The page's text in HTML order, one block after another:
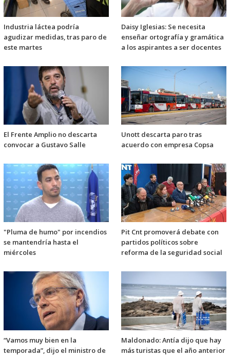
Industria láctea podría
agudizar medidas, tras paro de
este martes
Daisy Iglesias: Se necesita
enseñar ortografía y gramática
a los aspirantes a ser docentes
El Frente Amplio no descarta
convocar a Gustavo Salle
Unott descarta paro tras
acuerdo con empresa Copsa
"Pluma de humo" por incendios
se mantendría hasta el
miércoles
Pit Cnt promoverá debate con
partidos políticos sobre
reforma de la seguridad social
“Vamos muy bien en la
temporada”, dijo el ministro de
Maldonado: Antía dijo que hay
más turistas que el año anterior